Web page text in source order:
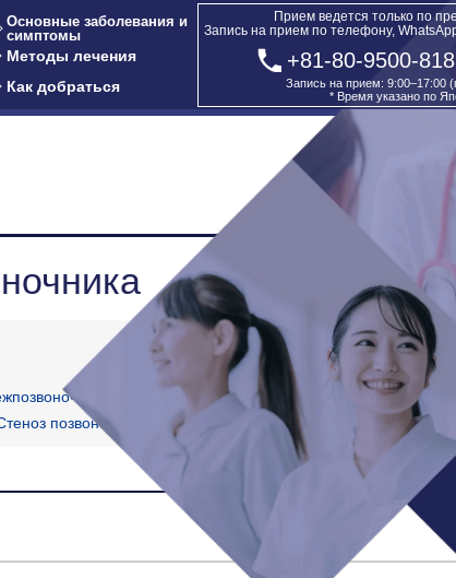
Основные заболевания и
симптомы
Методы лечения
Как добраться
Прием ведется только по
Запись на прием по телефону,
+81-80-9500-
Запись на прием: 9:00–17:00
* Время указано по
дисков
Межпозвоночная
позвоночного канала